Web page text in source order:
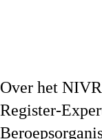
Over het
Register-